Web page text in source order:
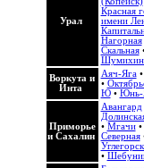
Урал
Красная
имени
Нагорная
Скальная
Воркута и
Инта
Аяч-Яга•
•
Ю• Юнь-
Приморье
и Сахалин
Авангард
• Мгачи•
Северная
•